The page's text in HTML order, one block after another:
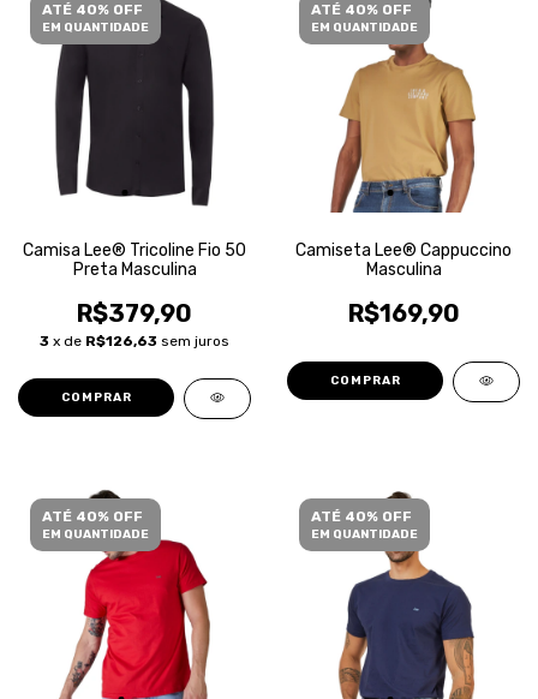
ATÉ 40% OFF
EM QUANTIDADE
Camisa Lee® Tricoline Fio 50
Preta Masculina
R$379,90
3 x de R$126,63 sem juros
COMPRAR
ATÉ 40% OFF
EM QUANTIDADE
Camiseta Lee® Cappuccino
Masculina
R$169,90
COMPRAR
ATÉ 40% OFF
EM QUANTIDADE
ATÉ 40% OFF
EM QUANTIDADE